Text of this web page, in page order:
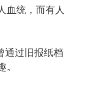
血统，而有人
通过旧报纸档